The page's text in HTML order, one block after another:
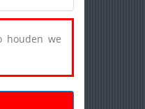
houden we